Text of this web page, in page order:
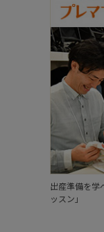
出産準備を学
ッスン」